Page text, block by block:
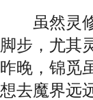
虽然灵修
脚步，尤其
昨晚，锦觅
想去魔界远